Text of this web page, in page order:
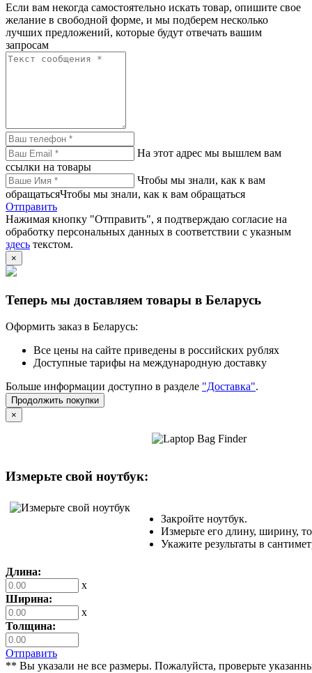
Если вам некогда самостоятельно искать товар, опишите свое
желание в свободной форме, и мы подберем несколько
лучших предложений, которые будут отвечать вашим
запросам
На этот адрес мы вышлем вам
ссылки на товары
Чтобы мы знали, как к вам
обращатьсяЧтобы мы знали, как к вам обращаться
Отправить
Нажимая кнопку "Отправить", я подтверждаю согласие на
обработку персональных данных в соответствии с указным
здесь текстом.
×
Теперь мы доставляем товары в Беларусь
Оформить заказ в Беларусь:
Все цены на сайте приведены в российских рублях
Доступные тарифы на международную доставку
Больше информации доступно в разделе "Доставка".
Продолжить покупки
×
Измерьте свой ноутбук:
Закройте ноутбук.
Измерьте его длину, ширину,
Укажите результаты в
Длина:
x
Ширина:
x
Толщина:
Отправить
** Вы указали не все размеры. Пожалуйста, проверьте